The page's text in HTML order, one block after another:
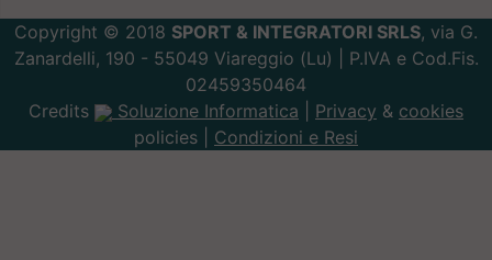
Copyright © 2018 SPORT & INTEGRATORI SRLS, via G.
Zanardelli, 190 - 55049 Viareggio (Lu) | P.IVA e Cod.Fis.
02459350464
Credits
Soluzione Informatica Privacy & cookies
policies | Condizioni e Resi